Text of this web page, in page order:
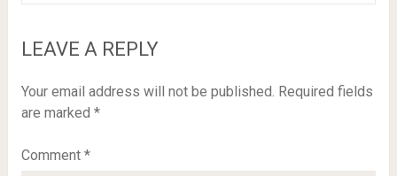
LEAVE A REPLY
Your email address will not be published. Required fields
are marked *
Comment *